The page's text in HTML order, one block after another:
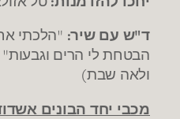
ד"ש עם שיר: "הלכתי
הבטחת לי הרים וגבעות"
ולאה שבת)
מכבי יחד הבונים